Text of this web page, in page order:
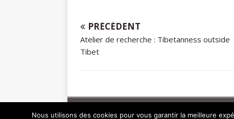
PRÉCÉDENT
Atelier de recherche : Tibetanness outside
Tibet
Nous utilisons des cookies pour vous garantir la meilleure